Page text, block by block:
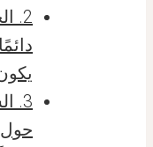
2.
3.
حول